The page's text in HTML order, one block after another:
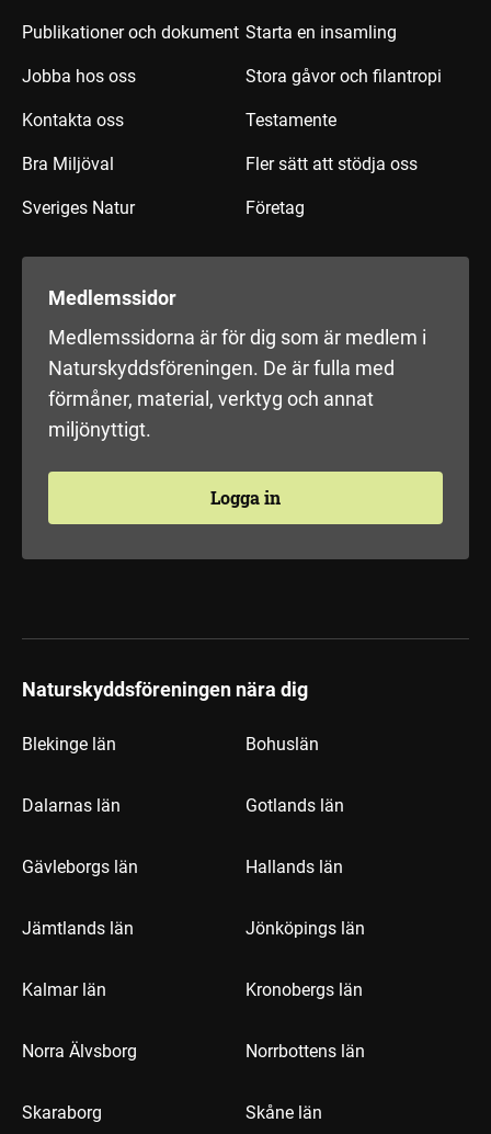
Publikationer och dokument
Jobba hos oss
Kontakta oss
Bra Miljöval
Sveriges Natur
Starta en insamling
Stora gåvor och filantropi
Testamente
Fler sätt att stödja oss
Företag
Medlemssidor
Medlemssidorna är för dig som är medlem i
Naturskyddsföreningen. De är fulla med
förmåner, material, verktyg och annat
miljönyttigt.
Logga in
Naturskyddsföreningen nära dig
Blekinge län Bohuslän
Dalarnas län Gotlands län
Gävleborgs län Hallands län
Jämtlands län Jönköpings län
Kalmar län Kronobergs län
Norra Älvsborg Norrbottens län
Skaraborg Skåne län